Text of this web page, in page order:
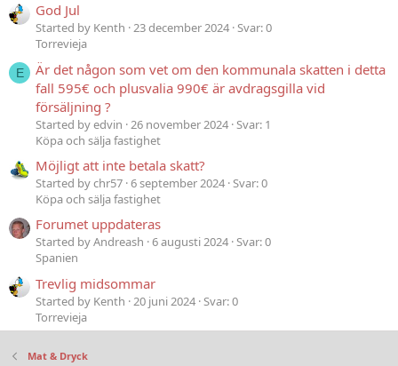
God Jul
Started by Kenth 23 december 2024 Svar: 0
Torrevieja
E
Är det någon som vet om den kommunala skatten i detta
fall 595€ och plusvalia 990€ är avdragsgilla vid
försäljning ?
Started by edvin 26 november 2024 Svar: 1
Köpa och sälja fastighet
Möjligt att inte betala skatt?
Started by chr57 6 september 2024 Svar: 0
Köpa och sälja fastighet
Forumet uppdateras
Started by Andreash 6 augusti 2024 Svar: 0
Spanien
Trevlig midsommar
Started by Kenth 20 juni 2024 Svar: 0
Torrevieja
Mat & Dryck